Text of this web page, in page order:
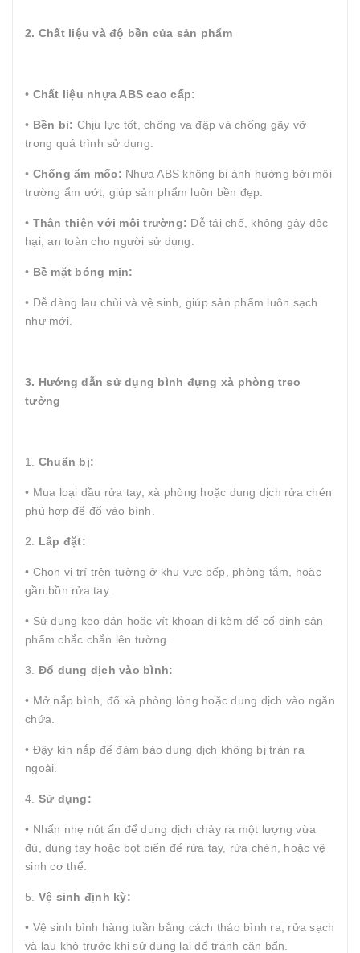
2. Chất liệu và độ bền của sản phẩm
• Chất liệu nhựa ABS cao cấp:
• Bền bỉ: Chịu lực tốt, chống va đập và chống gãy vỡ
trong quá trình sử dụng.
• Chống ẩm mốc: Nhựa ABS không bị ảnh hưởng bởi môi
trường ẩm ướt, giúp sản phẩm luôn bền đẹp.
• Thân thiện với môi trường: Dễ tái chế, không gây độc
hại, an toàn cho người sử dụng.
• Bề mặt bóng mịn:
• Dễ dàng lau chùi và vệ sinh, giúp sản phẩm luôn sạch
như mới.
3. Hướng dẫn sử dụng bình đựng xà phòng treo
tường
1. Chuẩn bị:
• Mua loại dầu rửa tay, xà phòng hoặc dung dịch rửa chén
phù hợp để đổ vào bình.
2. Lắp đặt:
• Chọn vị trí trên tường ở khu vực bếp, phòng tắm, hoặc
gần bồn rửa tay.
• Sử dụng keo dán hoặc vít khoan đi kèm để cố định sản
phẩm chắc chắn lên tường.
3. Đổ dung dịch vào bình:
• Mở nắp bình, đổ xà phòng lỏng hoặc dung dịch vào ngăn
chứa.
• Đậy kín nắp để đảm bảo dung dịch không bị tràn ra
ngoài.
4. Sử dụng:
• Nhấn nhẹ nút ấn để dung dịch chảy ra một lượng vừa
đủ, dùng tay hoặc bọt biển để rửa tay, rửa chén, hoặc vệ
sinh cơ thể.
5. Vệ sinh định kỳ:
• Vệ sinh bình hàng tuần bằng cách tháo bình ra, rửa sạch
và lau khô trước khi sử dụng lại để tránh cặn bẩn.